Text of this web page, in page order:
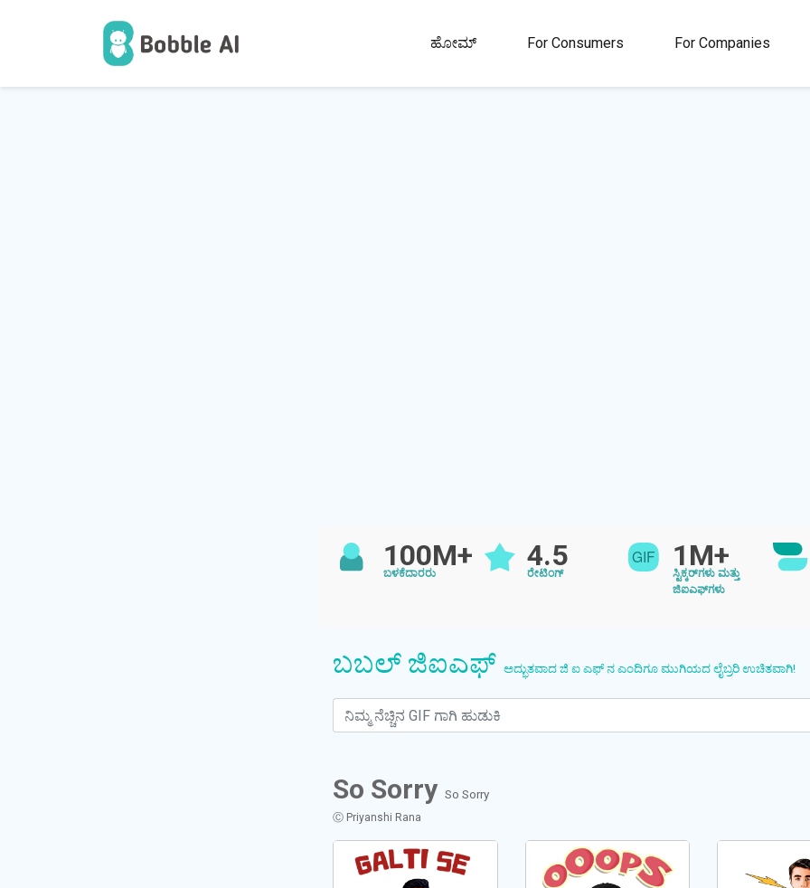
ಹೋಮ್ For Consumers For Companies
100M+
ಬಳಕೆದಾರರು
4.5
ರೇಟಿಂಗ್
1M+
ಸ್ಟಿಕ್ಕರ್‌ಗಳು ಮತ್ತು
ಜಿಐಎಫ್‌ಗಳು
ಬಬಲ್ ಜಿಐಎಫ್ ಅದ್ಭುತವಾದ ಜಿ ಐ ಎಫ್ ನ ಎಂದಿಗೂ ಮುಗಿಯದ ಲೈಬ್ರರಿ ಉಚಿತವಾಗಿ!
So Sorry So Sorry
Ⓒ Priyanshi Rana